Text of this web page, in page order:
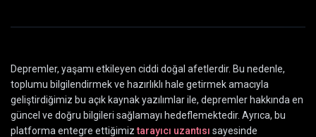
Depremler, yaşamı etkileyen ciddi doğal afetlerdir. Bu nedenle,
toplumu bilgilendirmek ve hazırlıklı hale getirmek amacıyla
geliştirdiğimiz bu açık kaynak yazılımlar ile, depremler hakkında en
güncel ve doğru bilgileri sağlamayı hedeflemektedir. Ayrıca, bu
platforma entegre ettiğimiz tarayıcı uzantısı sayesinde